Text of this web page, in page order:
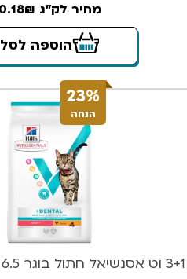
מחיר לק"ג 0.18₪
הוספה לסל
23%
הנחה
3+1 וט אסנשיאל חתול בוגר 6.5 ק”ג דנטל עוף